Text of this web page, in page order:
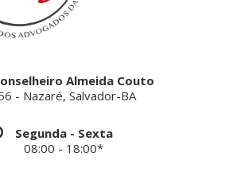
Almeida Couto
- Nazaré, Salvador-BA
Segunda - Sexta
08:00 - 18:00*